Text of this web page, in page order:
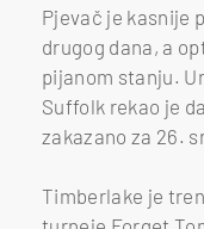
Pjevač je kasnije
drugog dana, a
pijanom stanju.
Suffolk rekao je
zakazano za 26.
Timberlake je